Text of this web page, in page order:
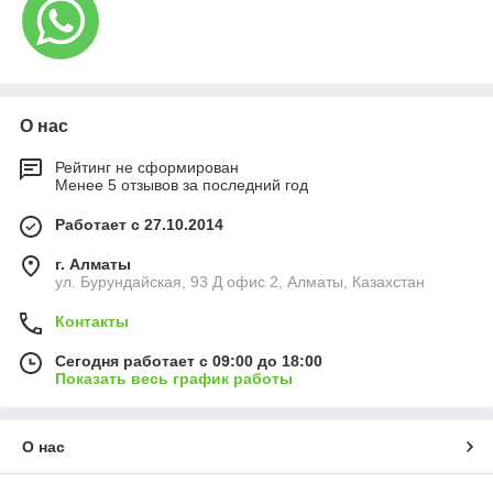
позволяющая сократить расходы на проект.
Доставка по Казахстану
Астану, Алматы, Павлодар и другие регионы.
лопасти и уверенность в идеальном результате. Закажите
сейчас и обеспечьте безупречную финишную обработку
О нас
Рейтинг не сформирован
Менее 5 отзывов за последний год
Работает с 27.10.2014
г. Алматы
ул. Бурундайская, 93 Д офис 2, Алматы, Казахстан
Контакты
Сегодня работает с 09:00 до 18:00
Показать весь график работы
О нас